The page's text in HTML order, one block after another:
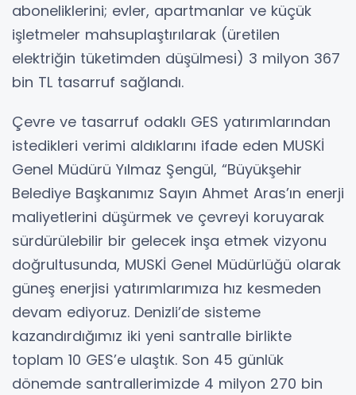
aboneliklerini; evler, apartmanlar ve küçük
işletmeler mahsuplaştırılarak (üretilen
elektriğin tüketimden düşülmesi) 3 milyon 367
bin TL tasarruf sağlandı.
Çevre ve tasarruf odaklı GES yatırımlarından
istedikleri verimi aldıklarını ifade eden MUSKİ
Genel Müdürü Yılmaz Şengül, “Büyükşehir
Belediye Başkanımız Sayın Ahmet Aras’ın enerji
maliyetlerini düşürmek ve çevreyi koruyarak
sürdürülebilir bir gelecek inşa etmek vizyonu
doğrultusunda, MUSKİ Genel Müdürlüğü olarak
güneş enerjisi yatırımlarımıza hız kesmeden
devam ediyoruz. Denizli’de sisteme
kazandırdığımız iki yeni santralle birlikte
toplam 10 GES’e ulaştık. Son 45 günlük
dönemde santrallerimizde 4 milyon 270 bin